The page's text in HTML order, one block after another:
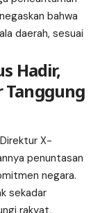
bahwa
daerah, sesuai
Hadir,
Tanggung
X-
penuntasan
negara.
sekadar
rakyat,